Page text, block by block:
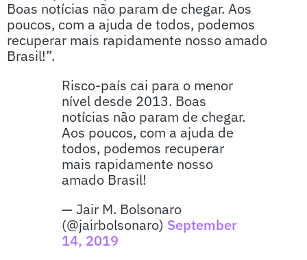
Boas notícias não param de chegar. Aos
poucos, com a ajuda de todos, podemos
recuperar mais rapidamente nosso amado
Brasil!”.
Risco-país cai para o menor
nível desde 2013. Boas
notícias não param de chegar.
Aos poucos, com a ajuda de
todos, podemos recuperar
mais rapidamente nosso
amado Brasil!
— Jair M. Bolsonaro
(@jairbolsonaro) September
14, 2019